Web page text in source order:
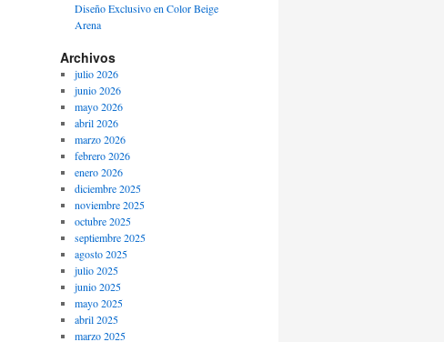
Diseño Exclusivo en Color Beige
Arena
Archivos
julio 2026
junio 2026
mayo 2026
abril 2026
marzo 2026
febrero 2026
enero 2026
diciembre 2025
noviembre 2025
octubre 2025
septiembre 2025
agosto 2025
julio 2025
junio 2025
mayo 2025
abril 2025
marzo 2025